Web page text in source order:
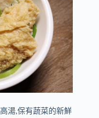
湯,保有蔬菜的新鮮